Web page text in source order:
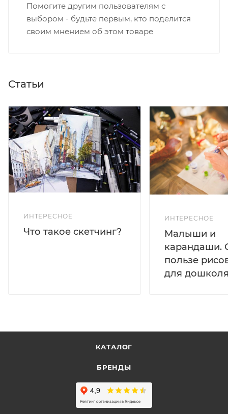
Помогите другим пользователям с
выбором - будьте первым, кто поделится
своим мнением об этом товаре
Статьи
ИНТЕРЕСНОЕ
Что такое скетчинг?
ИНТЕРЕСНОЕ
Малыши и
карандаши.
пользе
для
КАТАЛОГ
БРЕНДЫ